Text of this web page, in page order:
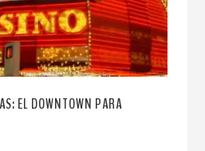
EL DOWNTOWN PARA